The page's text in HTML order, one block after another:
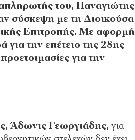
του, Παναγιώτης
σύσκεψη με τη Διοικούσα
Επιτροπής. Με αφορμή
την επέτειο της 28ης
για την
Άδωνις Γεωργιάδης, για